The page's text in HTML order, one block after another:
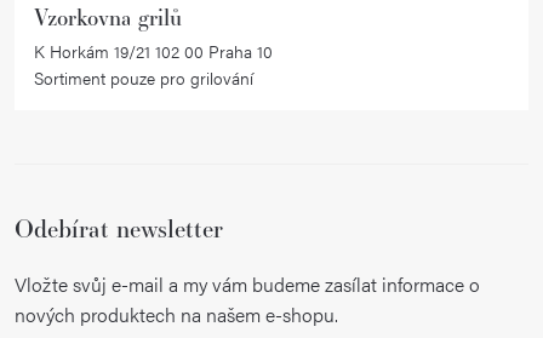
Vzorkovna grilů
K Horkám 19/21 102 00 Praha 10
Sortiment pouze pro grilování
Odebírat newsletter
Vložte svůj e-mail a my vám budeme zasílat informace o
nových produktech na našem e-shopu.